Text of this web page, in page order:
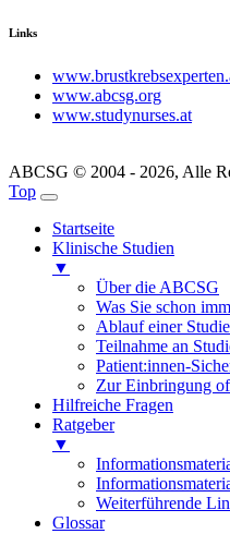
Links
www.abcsg.org
www.studynurses.at
ABCSG © 2004 - 2026, Alle
Top
Startseite
Klinische Studien
▼
Über die ABCSG
Was Sie schon
Ablauf einer Studie
Teilnahme an
Patient:innen-
Zur Einbringung
Hilfreiche Fragen
Ratgeber
▼
Weiterführende
Glossar